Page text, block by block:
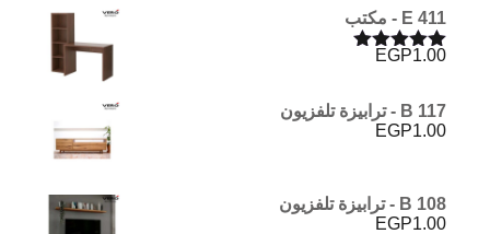
E 411 - مكتب
تم التقييم
EGP1.00
B 117 - ترابيزة تلفزيون
EGP1.00
B 108 - ترابيزة تلفزيون
EGP1.00